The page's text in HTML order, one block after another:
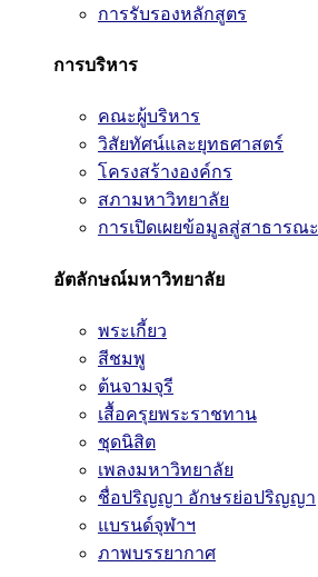
การรับรองหลักสูตร
การบริหาร
คณะผู้บริหาร
วิสัยทัศน์และยุทธศาสตร์
โครงสร้างองค์กร
สภามหาวิทยาลัย
การเปิดเผยข้อมูลสู่สาธารณะ
อัตลักษณ์มหาวิทยาลัย
พระเกี้ยว
สีชมพู
ต้นจามจุรี
เสื้อครุยพระราชทาน
ชุดนิสิต
เพลงมหาวิทยาลัย
ชื่อปริญญา อักษรย่อปริญญา
แบรนด์จุฬาฯ
ภาพบรรยากาศ